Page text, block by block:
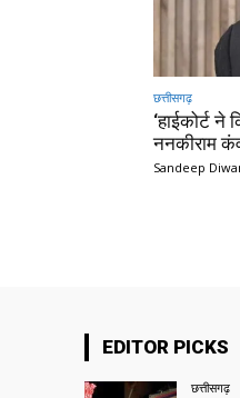
छत्तीसगढ़
‘हाईकोर्ट ने
ननकीराम
Sandeep
EDITOR PICKS
छत्तीसगढ़